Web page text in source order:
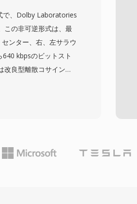
ンソール、車載インフ
ドウェア採用と、ディ
堅牢なエラー隠蔽が
ーミング向けのサラ
DTSはスタジオミッ
提供します。
で、Dolby Laboratories
この非可逆形式は、最
ンター、右、左サラウ
kbpsのビットスト
改良型離散コサイン変
下のオーディオ情報
ターシステムにもた
より優れたダイアロ